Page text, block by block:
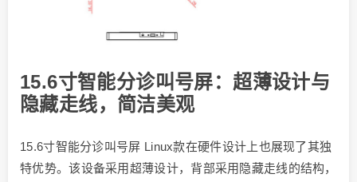
15.6寸智能分诊叫号屏：超薄设计与
隐藏走线，简洁美观
15.6寸智能分诊叫号屏 Linux款在硬件设计上也展现了其独
特优势。该设备采用超薄设计，背部采用隐藏走线的结构，